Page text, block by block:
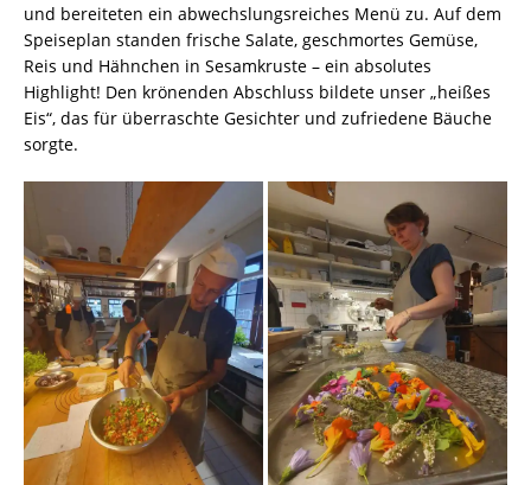
und bereiteten ein abwechslungsreiches Menü zu. Auf dem
Speiseplan standen frische Salate, geschmortes Gemüse,
Reis und Hähnchen in Sesamkruste – ein absolutes
Highlight! Den krönenden Abschluss bildete unser „heißes
Eis“, das für überraschte Gesichter und zufriedene Bäuche
sorgte.